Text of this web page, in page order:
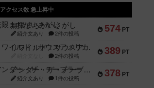
アクセス数 急上昇中
574 PT
無限まちがいさがし
紹介文あり 2件の投稿
389 PT
リワイルド：サウスアメリカ
2件の投稿
378 PT
アンダー・ザ・テーブラー
紹介文あり 1件の投稿